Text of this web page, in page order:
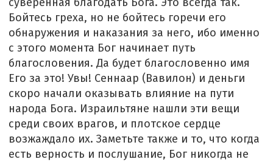
Бойтесь греха, но не бойтесь горечи его
обнаружения и наказания за него, ибо именно
с этого момента Бог начинает путь
благословения. Да будет благословенно имя
Его за это! Увы! Сеннаар (Вавилон) и деньги
скоро начали оказывать влияние на пути
народа Бога. Израильтяне нашли эти вещи
среди своих врагов, и плотское сердце
возжаждало их. Заметьте также и то, что когда
есть верность и послушание, Бог никогда не